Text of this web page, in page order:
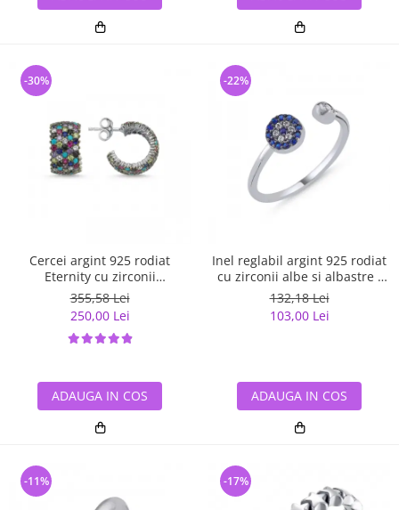
Cercei argint 925 rodiat
Eternity cu zirconii
multicolore ETU0036
355,58 Lei
250,00 Lei
-30%
ADAUGA IN COS
Inel reglabil argint 925 rodiat
cu zirconii albe si albastre -
Be Elegant ITU0109
132,18 Lei
103,00 Lei
-22%
ADAUGA IN COS
-11% -17%